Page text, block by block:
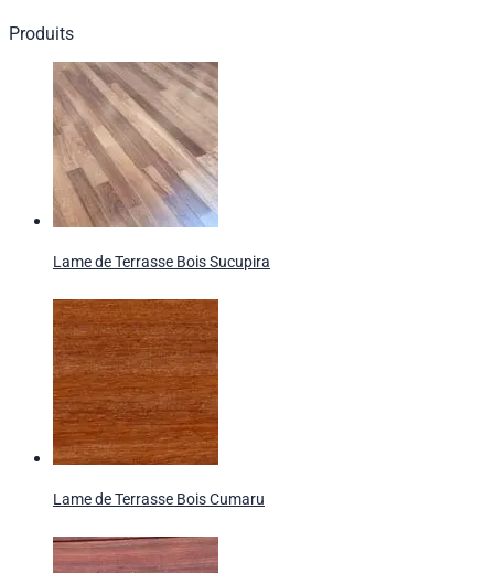
Produits
Lame de Terrasse Bois Sucupira
Lame de Terrasse Bois Cumaru